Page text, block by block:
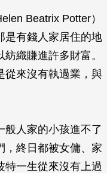
Beatrix Potter）
是有錢人家居住的地
織賺進許多財富。
從來沒有執過業，與
般人家的小孩進不了
，終日都被女傭、家
特一生從來沒有上過